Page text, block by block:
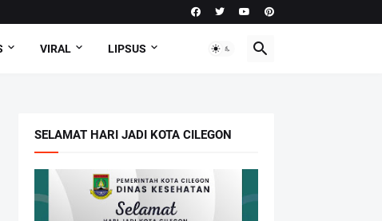
VIRAL LIPSUS
SELAMAT HARI JADI KOTA CILEGON